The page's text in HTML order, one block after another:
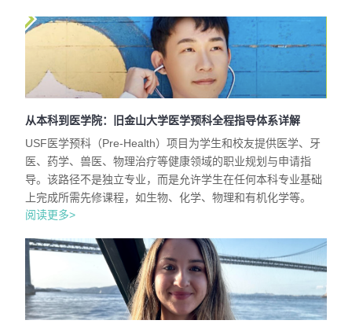
从本科到医学院：旧金山大学医学预科全程指导体系详解
USF医学预科（Pre-Health）项目为学生和校友提供医学、牙
医、药学、兽医、物理治疗等健康领域的职业规划与申请指
导。该路径不是独立专业，而是允许学生在任何本科专业基础
上完成所需先修课程，如生物、化学、物理和有机化学等。
阅读更多>